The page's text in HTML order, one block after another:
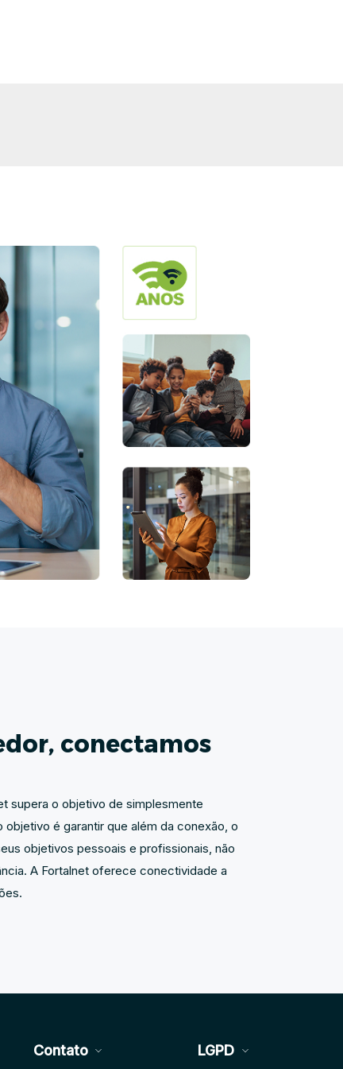
conectamos
supera o objetivo de simplesmente
é garantir que além da conexão, o
objetivos pessoais e profissionais, não
A Fortalnet oferece conectividade a
Contato LGPD